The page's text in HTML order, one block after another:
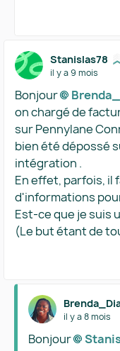
Stanislas78
il y a 9 mois
Bonjour
on chargé de
sur Pennylane
bien été dépossé
intégration .
En effet, parfois, il
d'informations
Est-ce que je suis
(Le but étant de
il y a 8 mois
Bonjour